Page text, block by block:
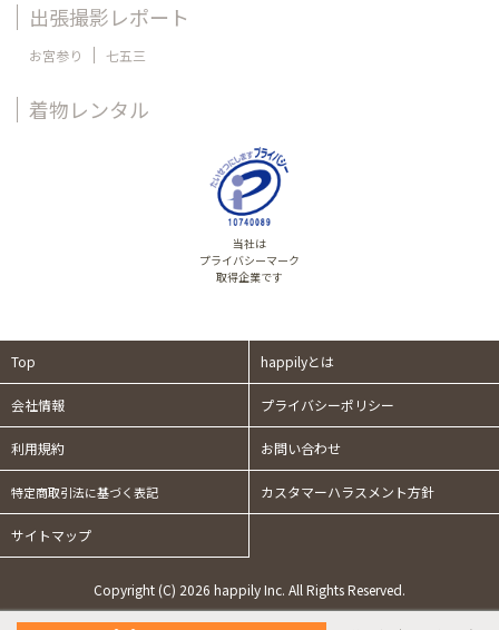
出張撮影レポート
お宮参り 七五三
着物レンタル
当社は
プライバシーマーク
取得企業です
Top happilyとは
会社情報 プライバシーポリシー
利用規約 お問い合わせ
特定商取引法に基づく表記 カスタマーハラスメント方針
サイトマップ
Copyright (C) 2026 happily Inc. All Rights Reserved.